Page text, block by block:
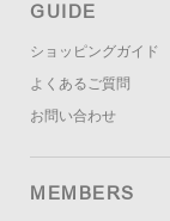
GUIDE
ショッピングガイド
よくあるご質問
お問い合わせ
MEMBERS